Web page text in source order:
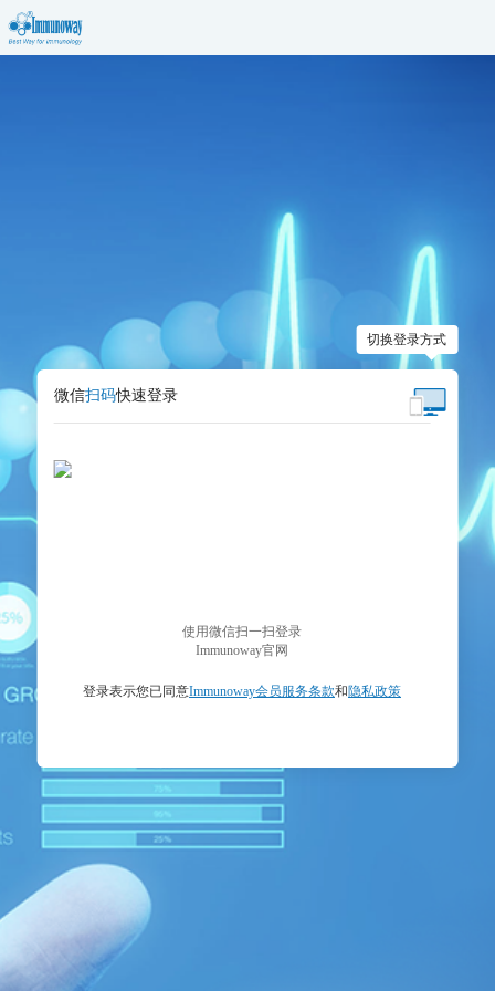
切换登录方式
微信扫码快速登录
使用微信扫一扫登录
Immunoway官网
登录表示您已同意Immunoway会员服务条款和隐私政策